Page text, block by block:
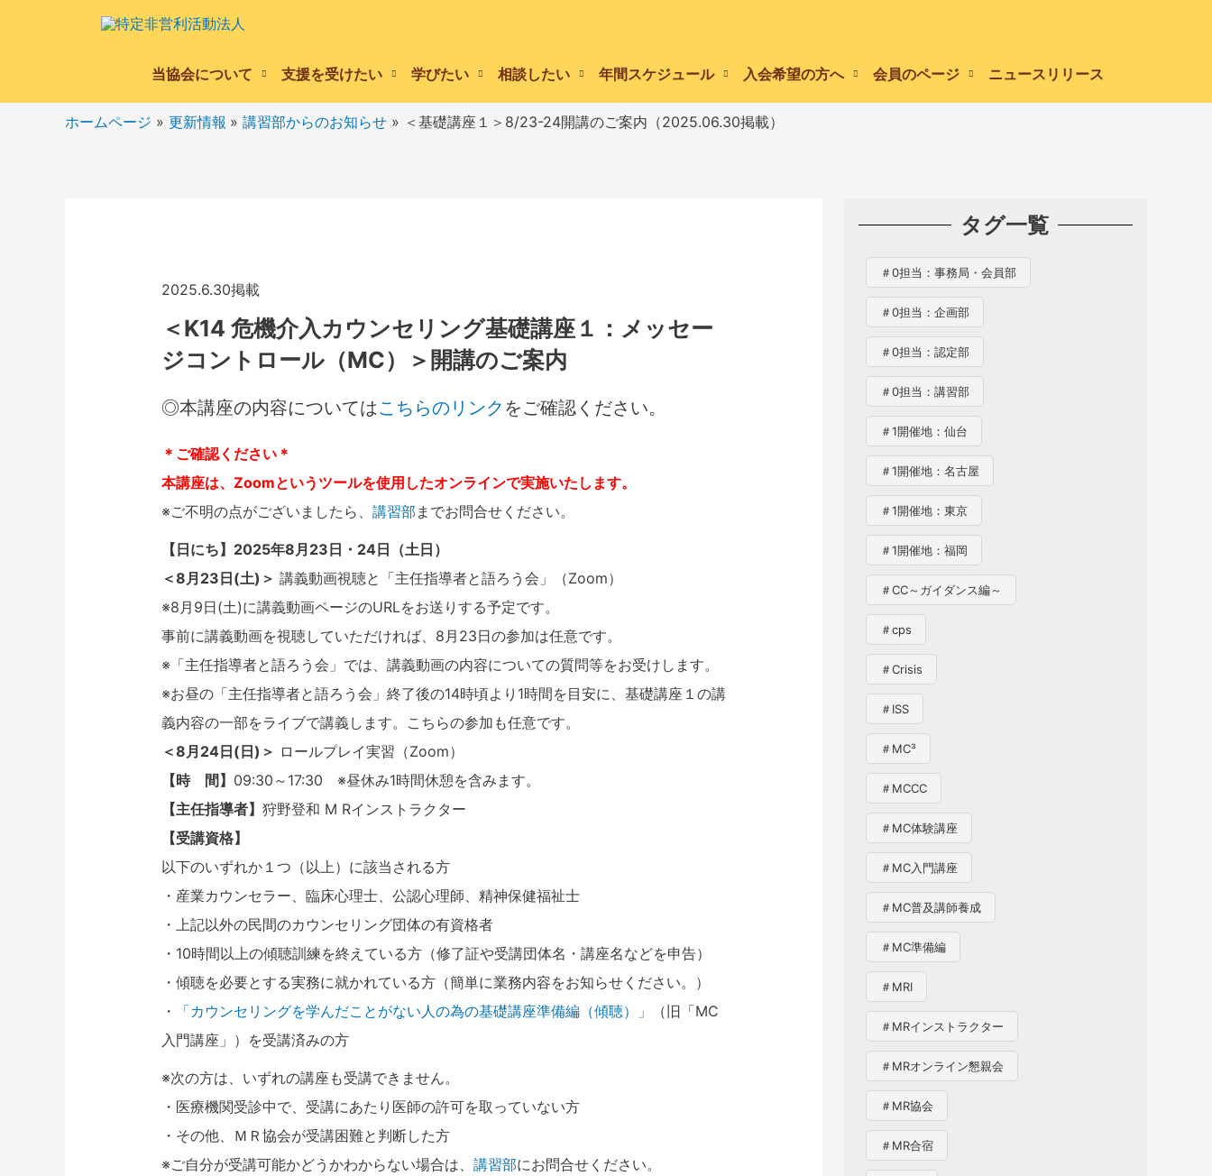
当協会について 支援を受けたい 学びたい 相談したい 年間スケジュール 入会希望の方へ 会員のページ ニュースリリース
ホームページ 更新情報 講習部からのお知らせ ＜基礎講座１＞8/23-24開講のご案内（2025.06.30掲載）
2025.6.30掲載
＜K14 危機介入カウンセリング基礎講座１：メッセー
ジコントロール（MC）＞開講のご案内
◎本講座の内容についてはこちらのリンク をご確認ください。
＊ご確認ください＊
本講座は、Zoomというツールを使用したオンラインで実施いたします。
※ご不明の点がございましたら、 講習部 までお問合せください。
【日にち】2025年8月23日・24日（土日）
＜8月23日(土)＞ 講義動画視聴と「主任指導者と語ろう会」（Zoom）
※8月9日(土)に講義動画ページのURLをお送りする予定です。
事前に講義動画を視聴していただければ、8月23日の参加は任意です。
※「主任指導者と語ろう会」では、講義動画の内容についての質問等をお受けします。
※お昼の「主任指導者と語ろう会」終了後の14時頃より1時間を目安に、基礎講座１の講
義内容の一部をライブで講義します。こちらの参加も任意です。
＜8月24日(日)＞ ロールプレイ実習（Zoom）
【時 間】 09:30～17:30 ※昼休み1時間休憩を含みます。
【主任指導者】 狩野登和 M Rインストラクター
【受講資格】
以下のいずれか１つ（以上）に該当される方
・産業カウンセラー、臨床心理士、公認心理師、精神保健福祉士
・上記以外の民間のカウンセリング団体の有資格者
・10時間以上の傾聴訓練を終えている方（修了証や受講団体名・講座名などを申告）
・傾聴を必要とする実務に就かれている方（簡単に業務内容をお知らせください。）
・
「カウンセリングを学んだことがない人の為の基礎講座準備編（傾聴）」
（旧「MC
入門講座」）を受講済みの方
※次の方は、いずれの講座も受講できません。
・医療機関受診中で、受講にあたり医師の許可を取っていない方
・その他、ＭＲ協会が受講困難と判断した方
※ご自分が受講可能かどうかわからない場合は、 講習部にお問合せください。
タグ一覧
＃0担当：事務局・会員部
＃0担当：企画部
＃0担当：認定部
＃0担当：講習部
＃1開催地：仙台
＃1開催地：名古屋
＃1開催地：東京
＃1開催地：福岡
＃CC～ガイダンス編～
＃cps
＃Crisis
＃ISS
＃MC³
＃MCCC
＃MC体験講座
＃MC入門講座
＃MC普及講師養成
＃MC準備編
＃MRI
＃MRインストラクター
＃MRオンライン懇親会
＃MR協会
＃MR合宿